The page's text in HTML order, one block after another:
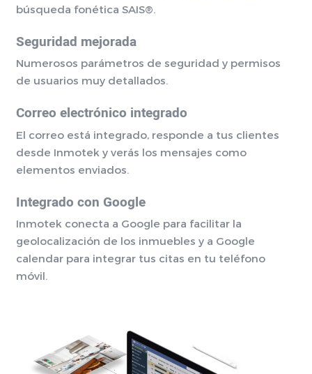
búsqueda fonética SAIS®.
Seguridad mejorada
Numerosos parámetros de seguridad y permisos
de usuarios muy detallados.
Correo electrónico integrado
El correo está integrado, responde a tus clientes
desde Inmotek y verás los mensajes como
elementos enviados.
Integrado con Google
Inmotek conecta a Google para facilitar la
geolocalización de los inmuebles y a Google
calendar para integrar tus citas en tu teléfono
móvil.